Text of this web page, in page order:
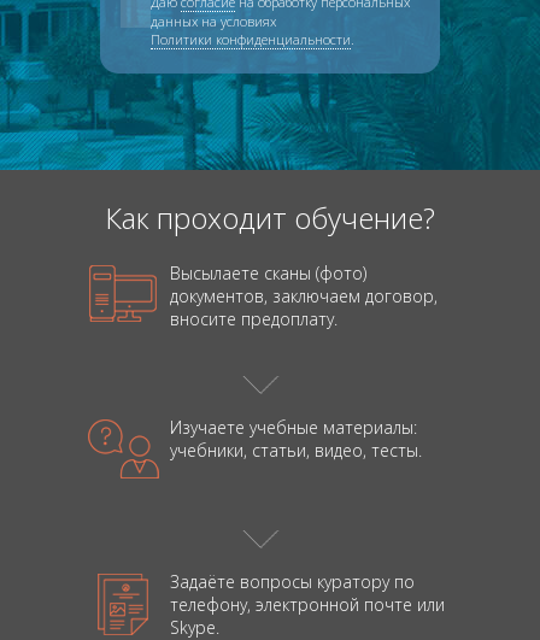
данных на условиях
Политики конфиденциальности
Как проходит обучение?
Высылаете сканы (фото)
документов, заключаем договор,
вносите предоплату.
Изучаете учебные материалы:
учебники, статьи, видео, тесты.
Задаёте вопросы кураторупо
телефону, электронной почте или
Skype.